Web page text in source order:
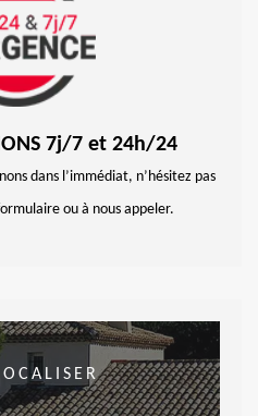
7j/7 et 24h/24
dans l’immédiat, n’hésitez pas
ou à nous appeler.